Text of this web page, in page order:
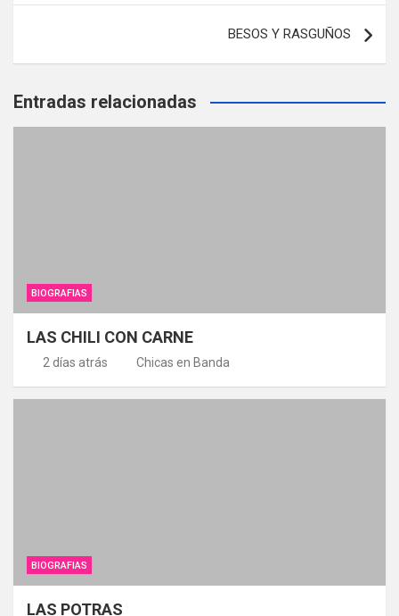
BESOS Y RASGUÑOS
Entradas relacionadas
BIOGRAFIAS
LAS CHILI CON CARNE
2 días atrás Chicas en Banda
BIOGRAFIAS
LAS POTRAS